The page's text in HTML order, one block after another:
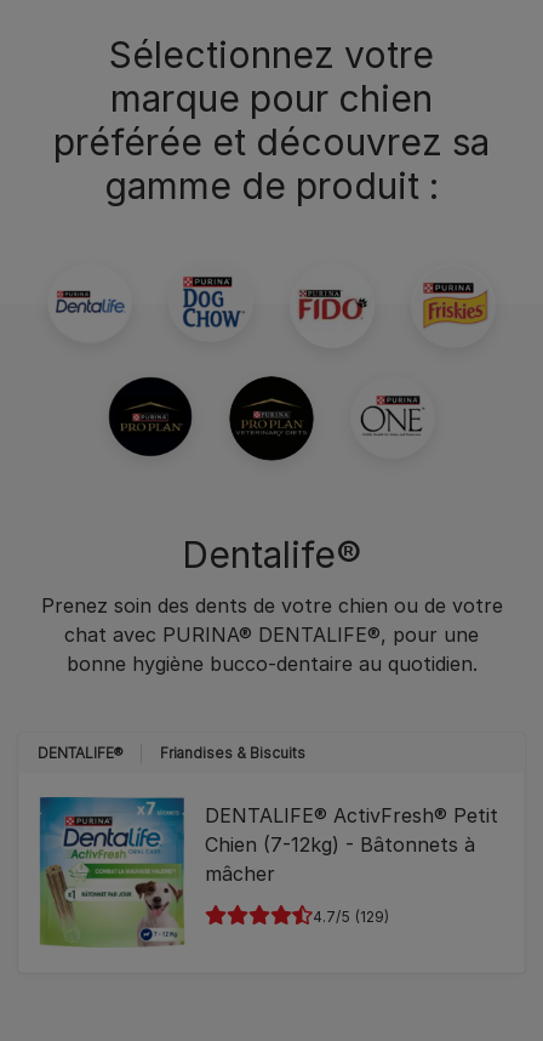
Sélectionnez votre
marque pour chien
préférée et découvrez sa
gamme de produit :
Dentalife®
Prenez soin des dents de votre chien ou de votre
chat avec PURINA® DENTALIFE®, pour une
bonne hygiène bucco-dentaire au quotidien.​
DENTALIFE® Friandises & Biscuits
DENTALIFE® ActivFresh® Petit
Chien (7-12kg) - Bâtonnets à
mâcher
4.7 (129)